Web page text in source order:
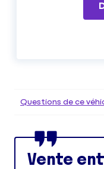
Questions de ce
Vente